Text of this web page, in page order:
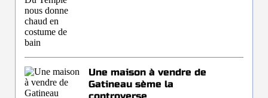
Une maison à vendre de
Gatineau sème la